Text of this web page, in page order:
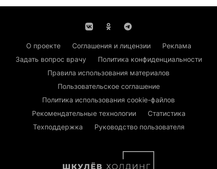
О проекте Соглашения и лицензии
Реклама
Задать вопрос врачу
Политика конфиденциальности
Правила использования материалов
Пользовательское соглашение
Политика использования cookie-файлов
Рекомендательные технологии
Статистика
Техподдержка
Руководство пользователя